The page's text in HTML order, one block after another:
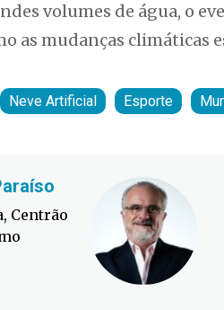
volumes de água, o
as mudanças climáticas
Neve Artificial Esporte
Centrão